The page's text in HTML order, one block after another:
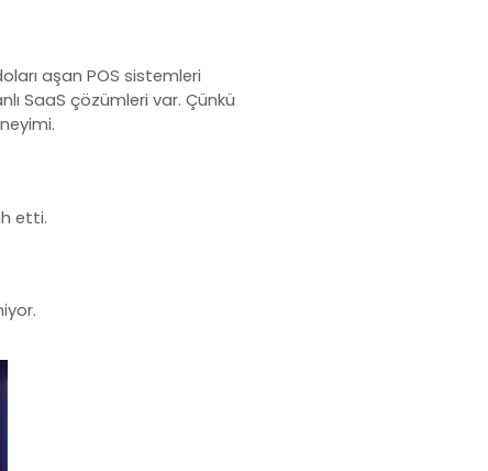
aşan POS sistemleri
SaaS çözümleri var. Çünkü
etti.